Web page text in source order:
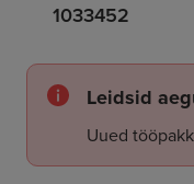
1033452
Leidsid
Uued